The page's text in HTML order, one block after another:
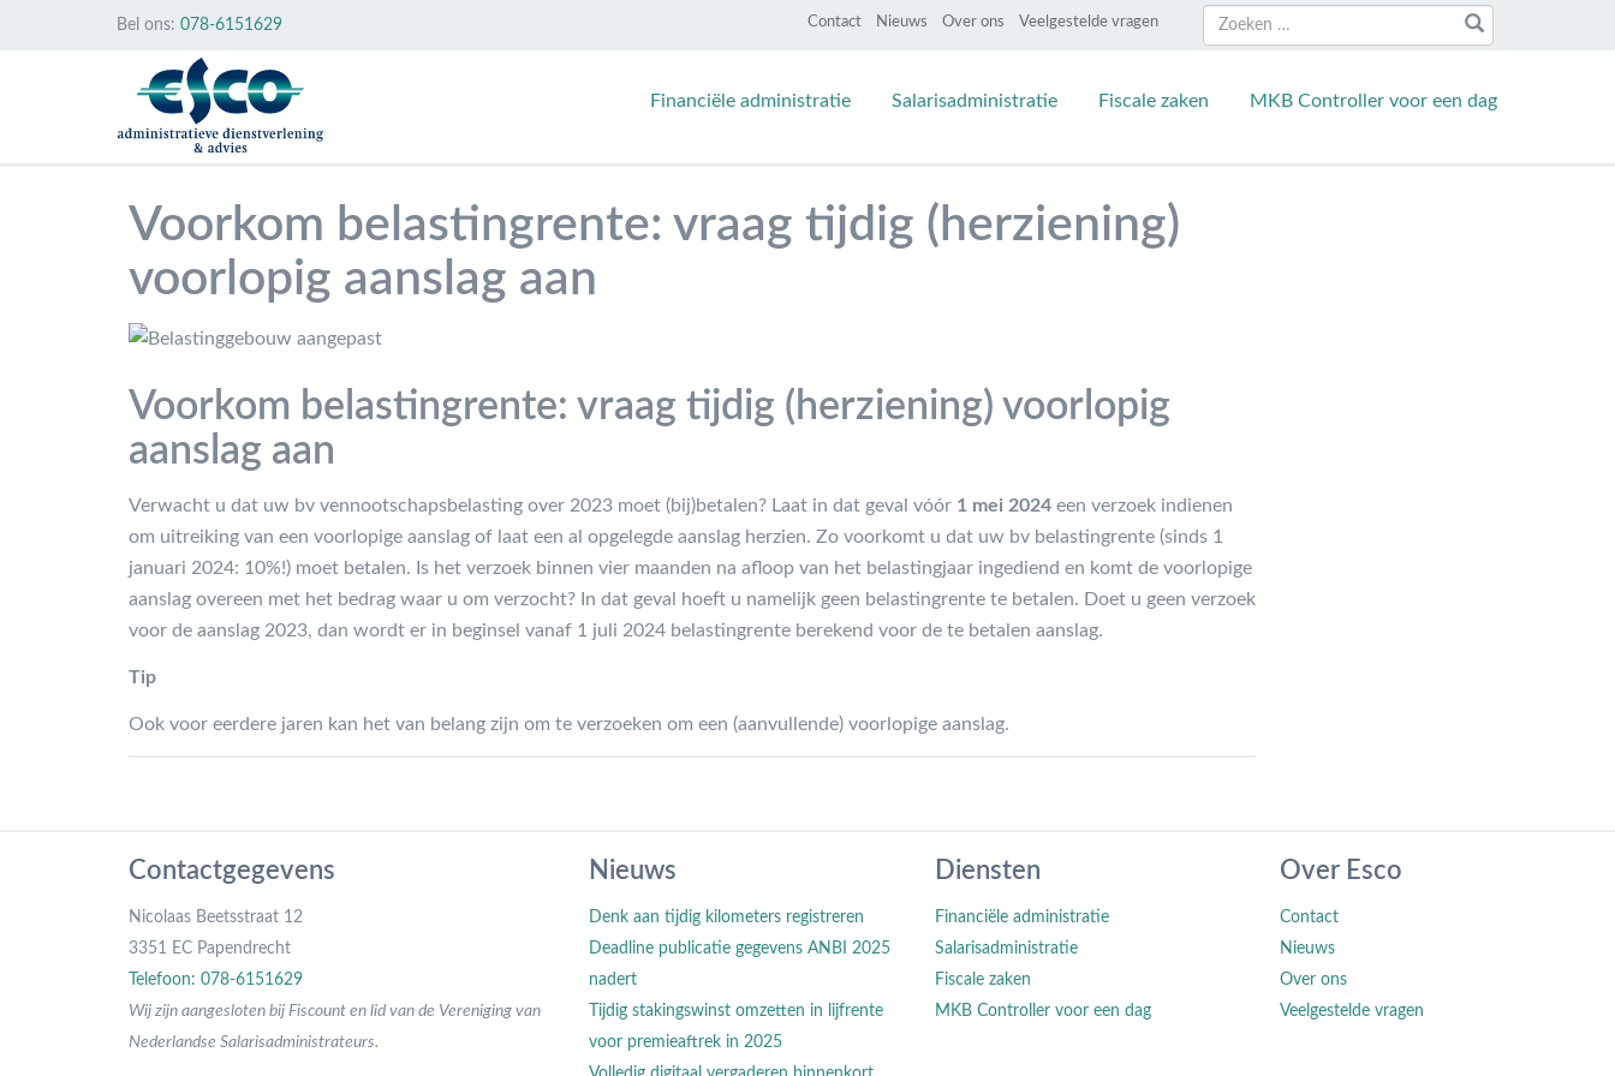
Contact Nieuws Over ons Veelgestelde vragen
Bel ons: 078-6151629
Zoeken
Zoeken
naar:
Financiële administratie Salarisadministratie Fiscale zaken MKB Controller voor een dag
Voorkom belastingrente: vraag tijdig (herziening)
voorlopig aanslag aan
Voorkom belastingrente: vraag tijdig (herziening) voorlopig
aanslag aan
Verwacht u dat uw bv vennootschapsbelasting over 2023 moet (bij)betalen? Laat in dat geval vóór 1 mei 2024 een verzoek indienen
om uitreiking van een voorlopige aanslag of laat een al opgelegde aanslag herzien. Zo voorkomt u dat uw bv belastingrente (sinds 1
januari 2024: 10%!) moet betalen. Is het verzoek binnen vier maanden na afloop van het belastingjaar ingediend en komt de voorlopige
aanslag overeen met het bedrag waar u om verzocht? In dat geval hoeft u namelijk geen belastingrente te betalen. Doet u geen verzoek
voor de aanslag 2023, dan wordt er in beginsel vanaf 1 juli 2024 belastingrente berekend voor de te betalen aanslag.
Tip
Ook voor eerdere jaren kan het van belang zijn om te verzoeken om een (aanvullende) voorlopige aanslag.
Contactgegevens
Nicolaas Beetsstraat 12
3351 EC Papendrecht
Telefoon: 078-6151629
Wij zijn aangesloten bij Fiscount en lid van de Vereniging van
Nederlandse Salarisadministrateurs.
Nieuws
Denk aan tijdig kilometers registreren
Deadline publicatie gegevens ANBI 2025
nadert
Tijdig stakingswinst omzetten in lijfrente
voor premieaftrek in 2025
Diensten
Financiële administratie
Salarisadministratie
Fiscale zaken
MKB Controller voor een dag
Over Esco
Contact
Nieuws
Over ons
Veelgestelde vragen